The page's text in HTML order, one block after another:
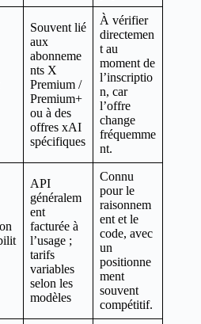
Souvent lié
aux
abonneme
nts X
Premium /
Premium+
ou à des
offres xAI
spécifiques
À vérifier
directemen
t au
moment de
l’inscriptio
n, car
l’offre
change
fréquemme
nt.
API
généralem
ent
facturée à
l’usage ;
tarifs
variables
selon les
modèles
Connu
pour le
raisonnem
ent et le
code, avec
un
positionne
ment
souvent
compétitif.